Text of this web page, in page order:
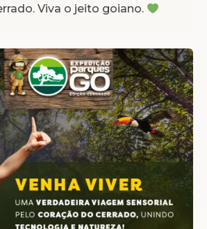
Viva o jeito goiano.